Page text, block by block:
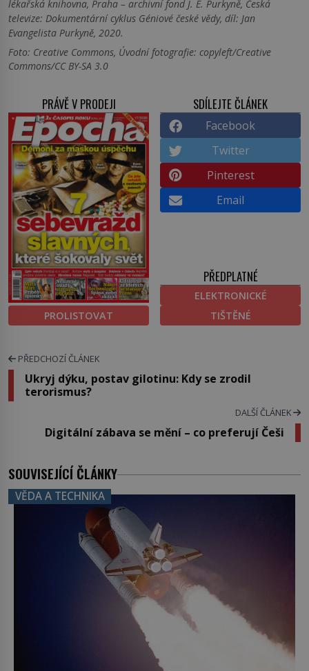
lékařská knihovna, Praha – archivní fond J. E. Purkyně, Česká
televize: Dokumentární cyklus Géniové české vědy, díl: Jan
Evangelista Purkyně, 2020.
Foto: Creative Commons, Úvodní fotografie: copyleft/Creative
Commons/CC BY-SA 3.0
PRÁVĚ V PRODEJI
PROLISTOVAT
SDÍLEJTE ČLÁNEK
Facebook
Twitter
Pinterest
Email
PŘEDPLATNÉ
ELEKTRONICKÉ
TIŠTĚNÉ
PŘEDCHOZÍ ČLÁNEK
Ukryj dýku, postav gilotinu: Kdy se zrodil
terorismus?
DALŠÍ ČLÁNEK
Digitální zábava se mění – co preferují Češi
SOUVISEJÍCÍ ČLÁNKY
VĚDA A TECHNIKA